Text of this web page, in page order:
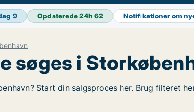
9 Opdaterede 24h62 Notifikationer om
søges i
Start din salgsproces her. Brug filteret